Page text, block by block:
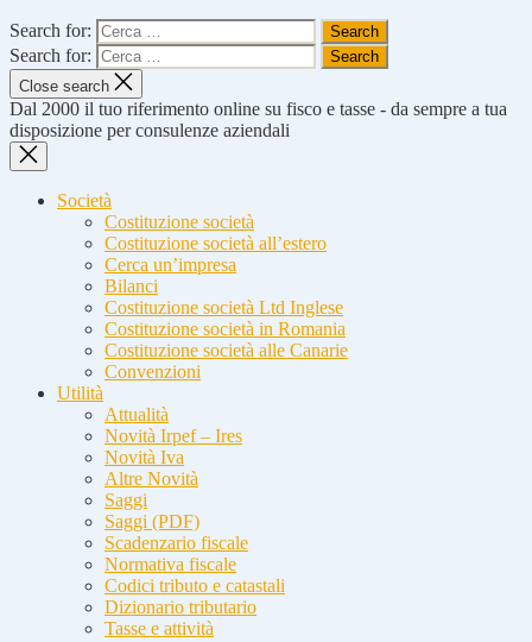
Search for:
Search for:
Close search
Dal 2000 il tuo riferimento online su fisco e tasse - da sempre a tua
disposizione per consulenze aziendali
Società
Costituzione società
Costituzione società all’estero
Cerca un’impresa
Bilanci
Costituzione società Ltd Inglese
Costituzione società in Romania
Costituzione società alle Canarie
Convenzioni
Utilità
Attualità
Novità Irpef – Ires
Novità Iva
Altre Novità
Saggi
Saggi (PDF)
Scadenzario fiscale
Normativa fiscale
Codici tributo e catastali
Dizionario tributario
Tasse e attività